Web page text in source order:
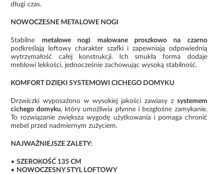
długi czas.
NOWOCZESNE METALOWE NOGI
Stabilne metalowe nogi malowane proszkowo na czarno
podkreślają loftowy charakter szafki i zapewniają odpowiednią
wytrzymałość całej konstrukcji. Ich smukła forma dodaje
meblowi lekkości, jednocześnie zachowując wysoką stabilność.
KOMFORT DZIĘKI SYSTEMOWI CICHEGO DOMYKU
Drzwiczki wyposażono w wysokiej jakości zawiasy z systemem
cichego domyku, który umożliwia płynne i bezgłośne zamykanie.
To rozwiązanie zwiększa wygodę użytkowania i pomaga chronić
mebel przed nadmiernym zużyciem.
NAJWAŻNIEJSZE ZALETY:
•SZEROKOŚĆ 135 CM
• NOWOCZESNY STYL LOFTOWY